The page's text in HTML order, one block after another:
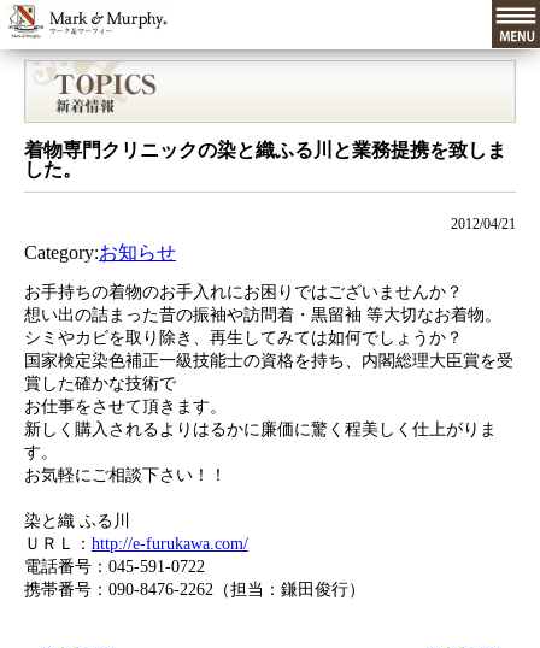
着物専門クリニックの染と織ふる川と業務提携を致しま
した。
2012/04/21
Category:お知らせ
お手持ちの着物のお手入れにお困りではございませんか？
想い出の詰まった昔の振袖や訪問着・黒留袖 等大切なお着物。
シミやカビを取り除き、再生してみては如何でしょうか？
国家検定染色補正一級技能士の資格を持ち、内閣総理大臣賞を受
賞した確かな技術で
お仕事をさせて頂きます。
新しく購入されるよりはるかに廉価に驚く程美しく仕上がりま
す。
お気軽にご相談下さい！！
染と織 ふる川
ＵＲＬ： http://e-furukawa.com/
電話番号： 045-591-0722
携帯番号： 090-8476-2262 （担当：鎌田俊行）